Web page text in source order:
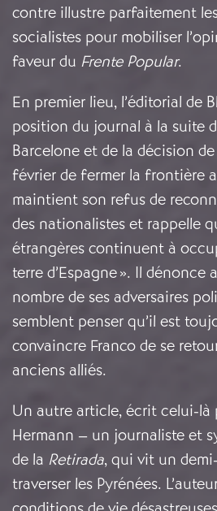
contre illustre parfaitement
socialistes pour mobiliser
faveur du Frente Popular.
En premier lieu, l’éditorial de
position du journal à la suite
Barcelone et de la décision
février de fermer la frontière
maintient son refus de
des nationalistes et rappelle
étrangères continuent à
terre d’Espagne ». Il dénonce
nombre de ses adversaires
semblent penser qu’il est
convaincre Franco de se
anciens alliés.
Un autre article, écrit celui-là
Hermann – un journaliste et
de la Retirada, qui vit un
traverser les Pyrénées.